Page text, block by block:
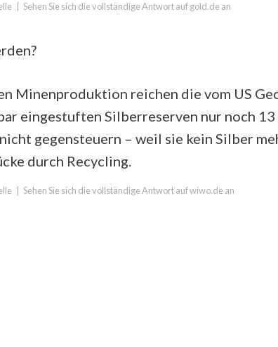
Sehen Sie sich die vollständige Antwort auf gold.de an
Minenproduktion reichen die vom US
eingestuften Silberreserven nur noch 13
gegensteuern – weil sie kein Silber
durch Recycling.
Sehen Sie sich die vollständige Antwort auf wiwo.de an